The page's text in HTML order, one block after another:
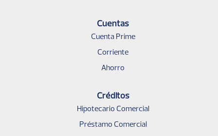
Cuentas
Cuenta Prime
Corriente
Ahorro
Créditos
Hipotecario Comercial
Préstamo Comercial